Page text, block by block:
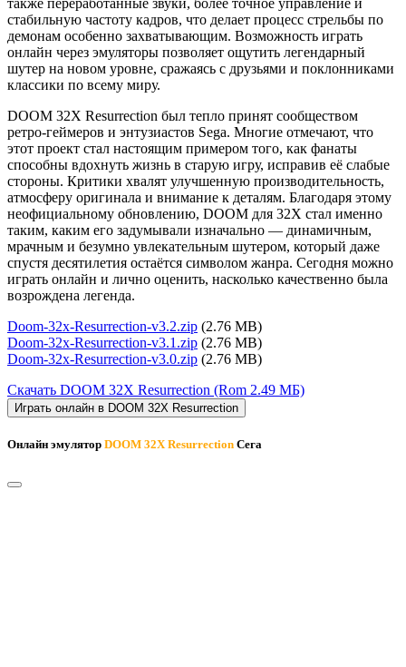
стабильную частоту кадров, что делает процесс стрельбы по
демонам особенно захватывающим. Возможность играть
онлайн через эмуляторы позволяет ощутить легендарный
шутер на новом уровне, сражаясь с друзьями и поклонниками
классики по всему миру.
DOOM 32X Resurrection был тепло принят сообществом
ретро-геймеров и энтузиастов Sega. Многие отмечают, что
этот проект стал настоящим примером того, как фанаты
способны вдохнуть жизнь в старую игру, исправив её слабые
стороны. Критики хвалят улучшенную производительность,
атмосферу оригинала и внимание к деталям. Благодаря этому
неофициальному обновлению, DOOM для 32X стал именно
таким, каким его задумывали изначально — динамичным,
мрачным и безумно увлекательным шутером, который даже
спустя десятилетия остаётся символом жанра. Сегодня можно
играть онлайн и лично оценить, насколько качественно была
возрождена легенда.
Doom-32x-Resurrection-v3.2.zip (2.76 MB)
Doom-32x-Resurrection-v3.1.zip (2.76 MB)
Doom-32x-Resurrection-v3.0.zip (2.76 MB)
Скачать DOOM 32X Resurrection (Rom 2.49 МБ)
Играть онлайн в DOOM 32X Resurrection
Онлайн эмулятор DOOM 32X Resurrection Сега